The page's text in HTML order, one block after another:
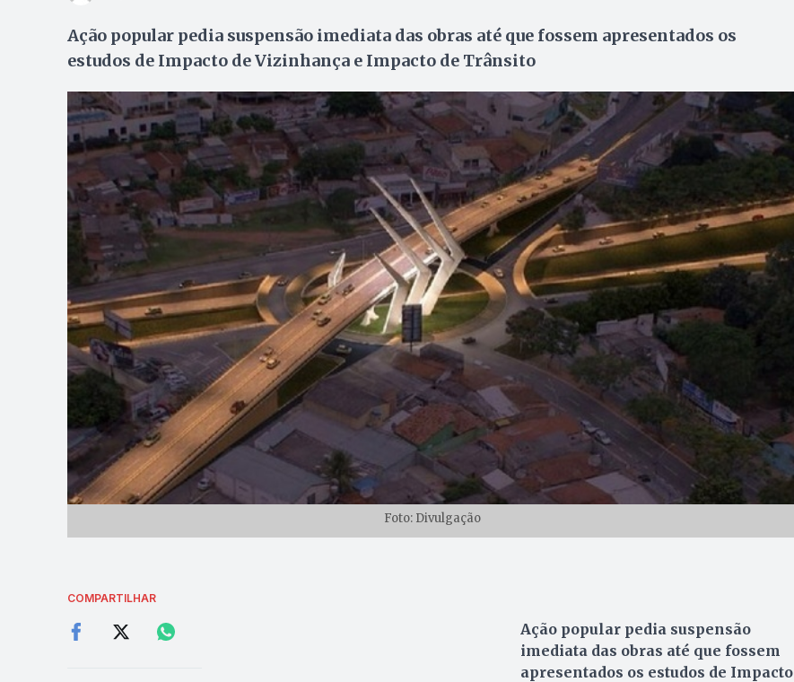
Ação popular pedia suspensão imediata das obras até que fossem apresentados os
estudos de Impacto de Vizinhança e Impacto de Trânsito
Foto: Divulgação
COMPARTILHAR
Ação popular pedia suspensão
imediata das obras até que fossem
apresentados os estudos de Impacto